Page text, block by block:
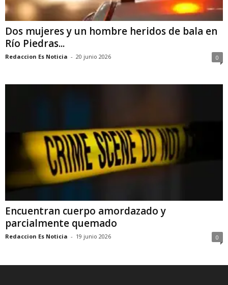
Dos mujeres y un hombre heridos de bala en
Río Piedras...
Redaccion Es Noticia - 20 junio 2026 0
Encuentran cuerpo amordazado y
parcialmente quemado
Redaccion Es Noticia - 19 junio 2026 0